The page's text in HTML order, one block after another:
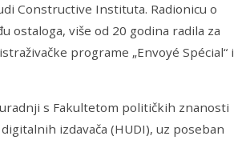
Constructive Instituta. Radionicu o
ostaloga, više od 20 godina radila za
programe „Envoyé Spécial“ i
s Fakultetom političkih znanosti
izdavača (HUDI), uz poseban